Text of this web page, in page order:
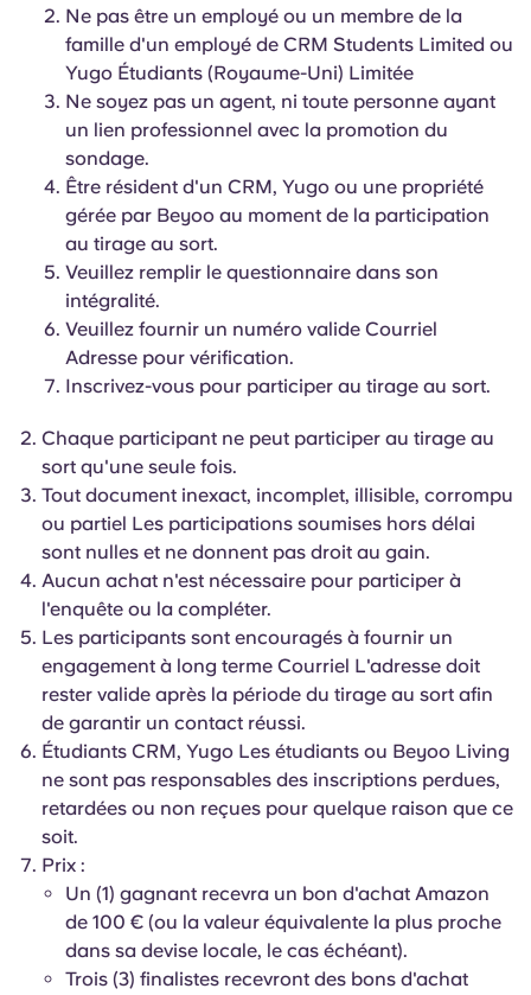
Compte Langue
English (GB)
Chinese
Español
Català
Italian
French
Portuguese
Sélectionnez un pays
Sélectionnez une ville
Choisissez une résidence
Se connecter
Réservez maintenant
Portuguese
Ne pas être un employé ou un membre de la
famille d'un employé de CRM Students Limited ou
Yugo Étudiants (Royaume-Uni) Limitée
Ne soyez pas un agent, ni toute personne ayant
un lien professionnel avec la promotion du
sondage.
Être résident d'un CRM, Yugo ou une propriété
gérée par Beyoo au moment de la participation
au tirage au sort.
Veuillez remplir le questionnaire dans son
intégralité.
Veuillez fournir un numéro valide Courriel
Adresse pour vérification.
Inscrivez-vous pour participer au tirage au sort.
Chaque participant ne peut participer au tirage au
sort qu'une seule fois.
Tout document inexact, incomplet, illisible, corrompu
ou partiel Les participations soumises hors délai
sont nulles et ne donnent pas droit au gain.
Aucun achat n'est nécessaire pour participer à
l'enquête ou la compléter.
Les participants sont encouragés à fournir un
engagement à long terme Courriel L'adresse doit
rester valide après la période du tirage au sort afin
de garantir un contact réussi.
Étudiants CRM, Yugo Les étudiants ou Beyoo Living
ne sont pas responsables des inscriptions perdues,
retardées ou non reçues pour quelque raison que ce
soit.
Prix ​​:
Un (1) gagnant recevra un bon d'achat Amazon
de 100 € (ou la valeur équivalente la plus proche
dans sa devise locale, le cas échéant).
Trois (3) finalistes recevront des bons d'achat